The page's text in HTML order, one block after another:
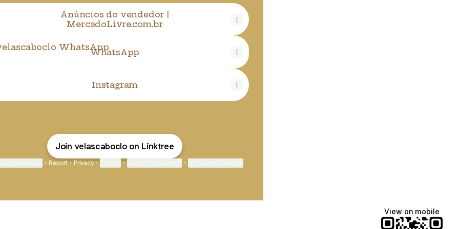
Anúncios do vendedor |
MercadoLivre.com.br
WhatsApp
Instagram
Join velascaboclo on Linktree
• Report • Privacy • • •
View on mobile